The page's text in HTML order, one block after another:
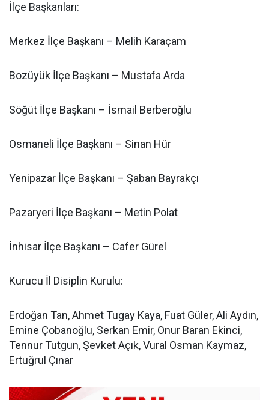
İlçe Başkanları:
Merkez İlçe Başkanı – Melih Karaçam
Bozüyük İlçe Başkanı – Mustafa Arda
Söğüt İlçe Başkanı – İsmail Berberoğlu
Osmaneli İlçe Başkanı – Sinan Hür
Yenipazar İlçe Başkanı – Şaban Bayrakçı
Pazaryeri İlçe Başkanı – Metin Polat
İnhisar İlçe Başkanı – Cafer Gürel
Kurucu İl Disiplin Kurulu:
Erdoğan Tan, Ahmet Tugay Kaya, Fuat Güler, Ali Aydın,
Emine Çobanoğlu, Serkan Emir, Onur Baran Ekinci,
Tennur Tutgun, Şevket Açık, Vural Osman Kaymaz,
Ertuğrul Çınar